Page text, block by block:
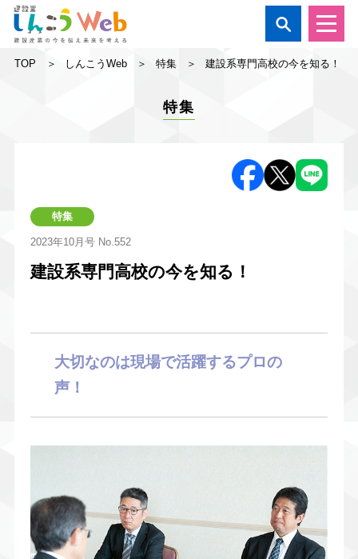

TOP しんこうWeb 特集 建設系専門高校の今を知る！
特集
特集
2023年10月号No.552
建設系専門高校の今を知る！
大切なのは現場で活躍するプロの
声！